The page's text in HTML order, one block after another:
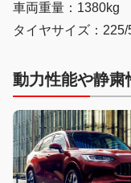
車両重量：1380kg
タイヤサイズ：225/
動力性能や静粛